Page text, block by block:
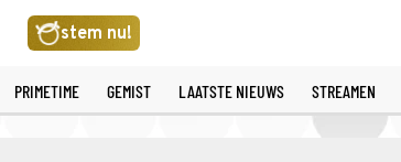
stem nu!
PRIMETIME GEMIST LAATSTE NIEUWS STREAMEN